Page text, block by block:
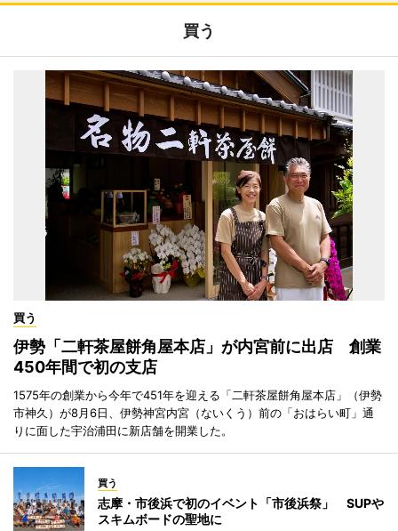
買う
買う
伊勢「二軒茶屋餅角屋本店」が内宮前に出店 創業
450年間で初の支店
1575年の創業から今年で451年を迎える「二軒茶屋餅角屋本店」（伊勢
市神久）が8月6日、伊勢神宮内宮（ないくう）前の「おはらい町」通
りに面した宇治浦田に新店舗を開業した。
買う
志摩・市後浜で初のイベント「市後浜祭」 SUPや
スキムボードの聖地に